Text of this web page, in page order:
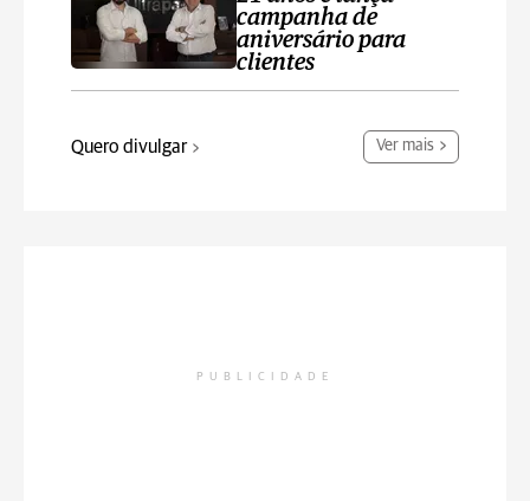
campanha de
aniversário para
clientes
Quero divulgar Ver mais
PUBLICIDADE